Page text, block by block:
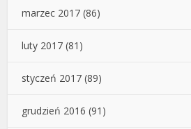
marzec 2017 (86)
luty 2017 (81)
styczeń 2017 (89)
grudzień 2016 (91)